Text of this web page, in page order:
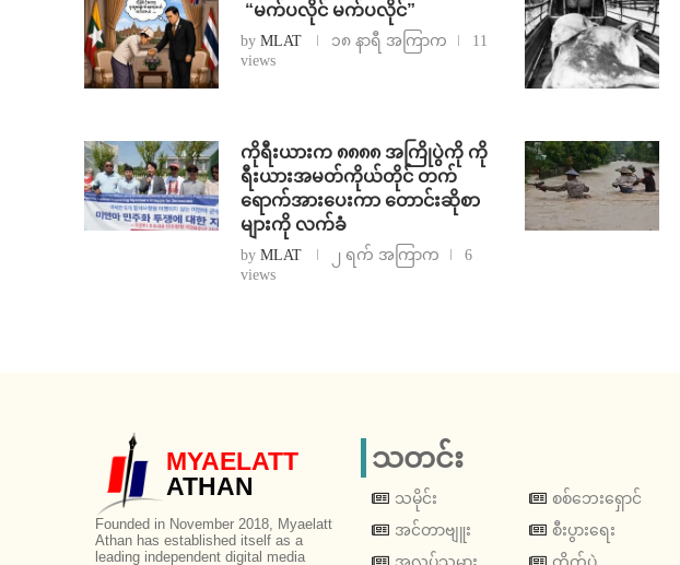
⁨ ⁨“မက်ပလိုင် မက်ပလိုင်”
by MLAT ၁၈ နာရီ အကြာက
11
views
ကိုရီးယားက ၈၈၈၈ အကြိုပွဲကို ကို
ရီးယားအမတ်ကိုယ်တိုင် တက်
ရောက်အားပေးကာ တောင်းဆိုစာ
များကို လက်ခံ
by MLAT ၂ ရက် အကြာက
6
views
MYAELATT
ATHAN
Founded in November 2018, Myaelatt
Athan has established itself as a
leading independent digital media
သတင်း
သမိုင်း
အင်တာဗျူး
စစ်ဘေးရှောင်
စီးပွားရေး